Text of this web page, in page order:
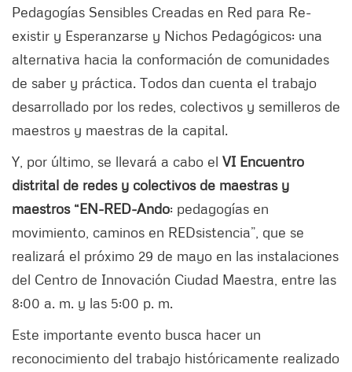
Pedagogías Sensibles Creadas en Red para Re-
existir y Esperanzarse y Nichos Pedagógicos: una
alternativa hacia la conformación de comunidades
de saber y práctica. Todos dan cuenta el trabajo
desarrollado por los redes, colectivos y semilleros de
maestros y maestras de la capital.
Y, por último, se llevará a cabo el VI Encuentro
distrital de redes y colectivos de maestras y
maestros “EN-RED-Ando: pedagogías en
movimiento, caminos en REDsistencia”, que se
realizará el próximo 29 de mayo en las instalaciones
del Centro de Innovación Ciudad Maestra, entre las
8:00 a. m. y las 5:00 p. m.
Este importante evento busca hacer un
reconocimiento del trabajo históricamente realizado